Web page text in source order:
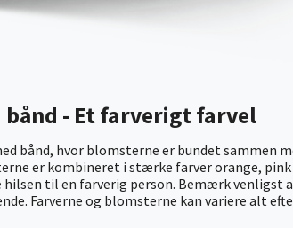
bånd - Et farverigt farvel
bånd, hvor blomsterne er bundet sammen
er kombineret i stærke farver orange, pink
hilsen til en farverig person. Bemærk venligst
Farverne og blomsterne kan variere alt